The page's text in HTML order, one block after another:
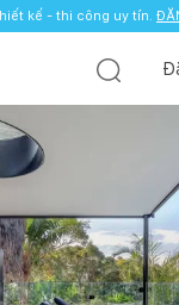
kế - thi công uy tín.